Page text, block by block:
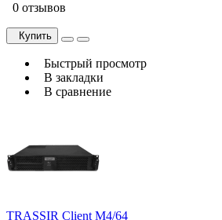
0 отзывов
Купить
Быстрый просмотр
В закладки
В сравнение
TRASSIR Client M4/64